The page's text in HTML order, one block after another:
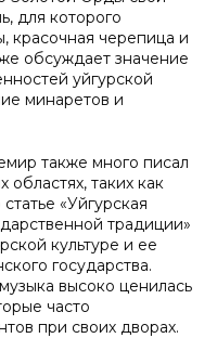
для которого
красочная черепица и
обсуждает значение
уйгурской
минаретов и
также много писал
областях, таких как
«Уйгурская
традиции»
культуре и ее
государства.
высоко ценилась
часто
при своих дворах.